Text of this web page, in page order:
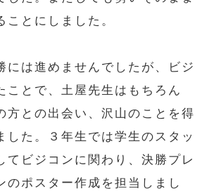
ことにしました。
には進めませんでしたが、ビジ
ことで、土屋先生はもちろん
方との出会い、沢山のことを得
した。３年生では学生のスタッ
てビジコンに関わり、決勝プレ
のポスター作成を担当しまし